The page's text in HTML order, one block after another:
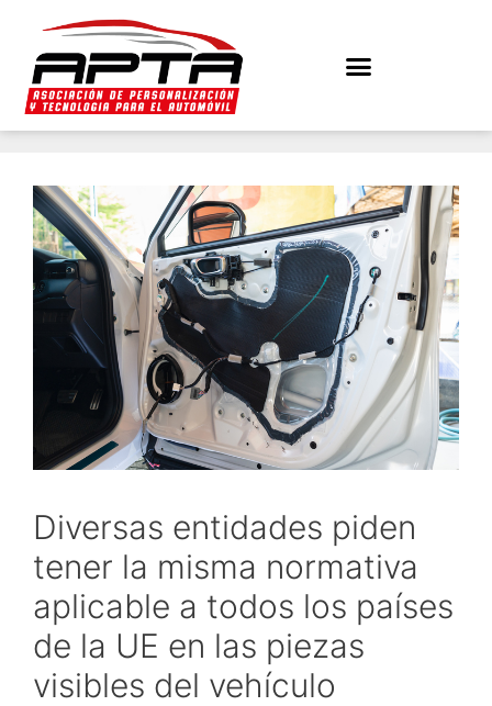
Diversas entidades piden
tener la misma normativa
aplicable a todos los países
de la UE en las piezas
visibles del vehículo